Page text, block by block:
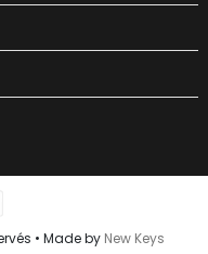
• Made by New Keys